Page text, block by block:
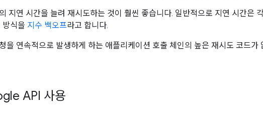
지연 시간을 늘려 재시도하는 것이 훨씬 좋습니다. 일반적으로 지연 시간은
방식을 지수 백오프라고 합니다.
을 연속적으로 발생하게 하는 애플리케이션 호출 체인의 높은 재시도 코드가
API 사용